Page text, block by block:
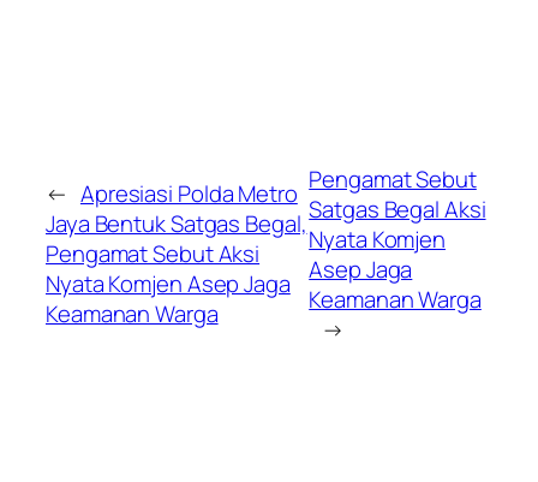
← Apresiasi Polda Metro
Jaya Bentuk Satgas Begal,
Pengamat Sebut Aksi
Nyata Komjen Asep Jaga
Keamanan Warga
Pengamat Sebut
Satgas Begal Aksi
Nyata Komjen
Asep Jaga
Keamanan Warga
→